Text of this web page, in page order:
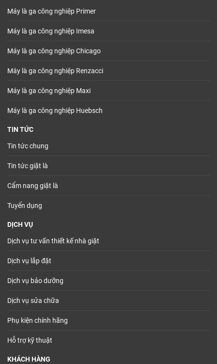
Máy là ga công nghiệp Primer
Máy là ga công nghiệp Imesa
Máy là ga công nghiệp Chicago
Máy là ga công nghiệp Renzacci
Máy là ga công nghiệp Maxi
Máy là ga công nghiệp Huebsch
TIN TỨC
Tin tức chung
Tin tức giặt là
Cẩm nang giặt là
Tuyển dụng
DỊCH VỤ
Dịch vụ tư vấn thiết kế nhà giặt
Dịch vụ lắp đặt
Dịch vụ bảo dưỡng
Dịch vụ sửa chữa
Phụ kiện chính hãng
Hỗ trợ kỹ thuật
KHÁCH HÀNG